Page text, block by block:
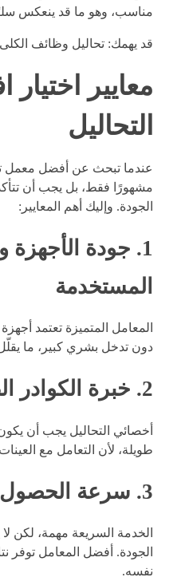
مناسب، وهو ما قد ينعكس
قد يهمك: تحاليل وظائف الكلى
معايير
التحاليل
عندما تبحث عن أفضل معمل
مشهورًا فقط، بل يجب أن
الجودة. وإليك أهم المعايير:
1. جودة الأجهزة
المستخدمة
المعامل المتميزة تعتمد
دون تدخل بشري كبير، ما يقلّل
2. خبرة الكوادر الطبية
أخصائي التحاليل يجب أن
طويلة، لأن التعامل مع
3. سرعة الحصول على النتائج
الخدمة السريعة مهمة، لكن
الجودة. أفضل المعامل توفر
نفسه.